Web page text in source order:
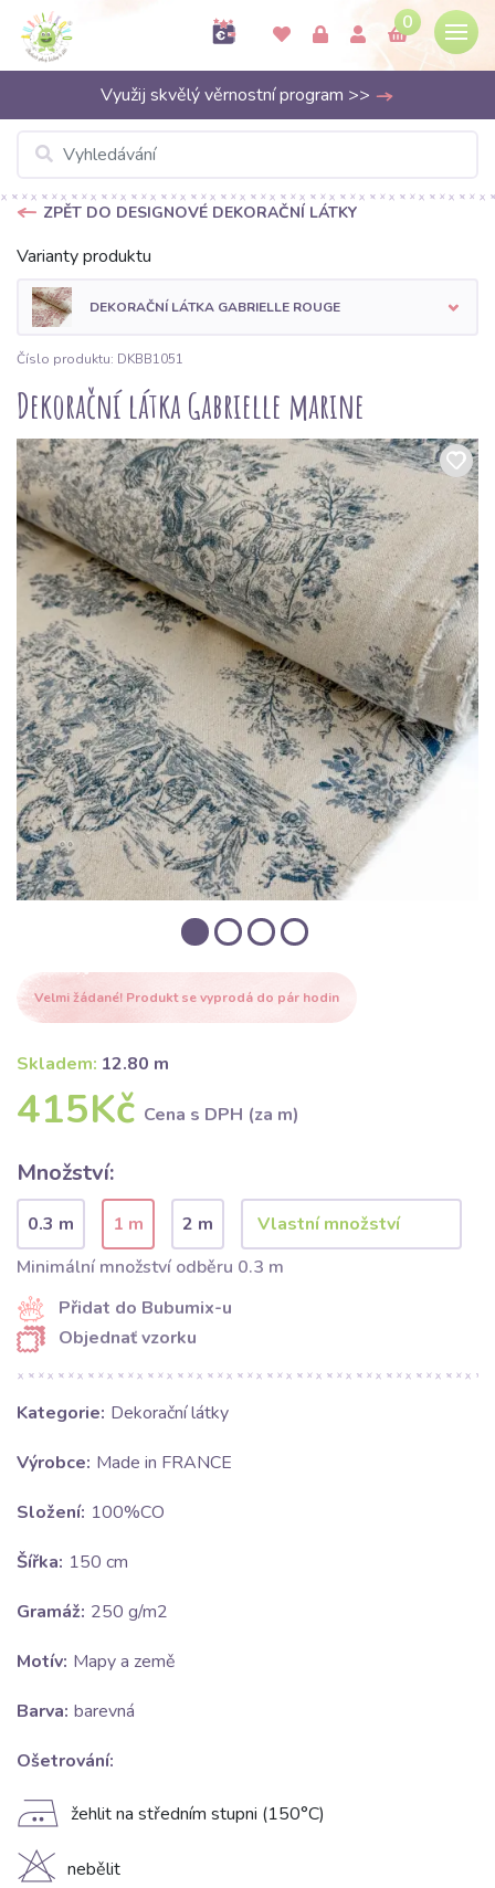
0
Využij skvělý věrnostní program >>
ZPĚT DO DESIGNOVÉ DEKORAČNÍ LÁTKY
Varianty produktu
DEKORAČNÍ LÁTKA GABRIELLE ROUGE
Číslo produktu: DKBB1051
Dekorační látka Gabrielle marine
Velmi žádané! Produkt se vyprodá do pár hodin
Skladem: 12.80 m
415Kč Cena s DPH (za m)
Množství:
0.3 m 1 m
2 m
Minimální množství odběru 0.3 m
Přidat do Bubumix-u
Objednať vzorku
Kategorie: Dekorační látky
Výrobce: Made in FRANCE
Složení: 100%CO
Šířka: 150 cm
Gramáž: 250 g/m2
Motív: Mapy a země
Barva: barevná
Ošetrování:
E žehlit na středním stupni (150°C)
H nebělit